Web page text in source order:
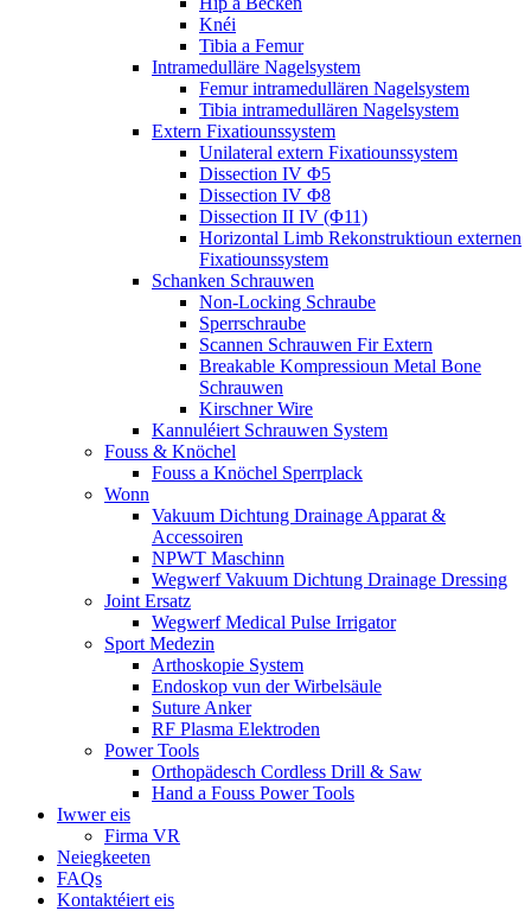
Knéi
Tibia a Femur
Intramedulläre Nagelsystem
Femur intramedullären Nagelsystem
Tibia intramedullären Nagelsystem
Extern Fixatiounssystem
Unilateral extern Fixatiounssystem
Dissection IV Φ5
Dissection IV Φ8
Dissection II IV (Φ11)
Horizontal Limb Rekonstruktioun externen
Fixatiounssystem
Schanken Schrauwen
Non-Locking Schraube
Sperrschraube
Scannen Schrauwen Fir Extern
Breakable Kompressioun Metal Bone
Schrauwen
Kirschner Wire
Kannuléiert Schrauwen System
Fouss & Knöchel
Fouss a Knöchel Sperrplack
Wonn
Vakuum Dichtung Drainage Apparat &
Accessoiren
NPWT Maschinn
Wegwerf Vakuum Dichtung Drainage Dressing
Joint Ersatz
Wegwerf Medical Pulse Irrigator
Sport Medezin
Arthoskopie System
Endoskop vun der Wirbelsäule
Suture Anker
RF Plasma Elektroden
Power Tools
Orthopädesch Cordless Drill & Saw
Hand a Fouss Power Tools
Iwwer eis
Firma VR
Neiegkeeten
FAQs
Kontaktéiert eis